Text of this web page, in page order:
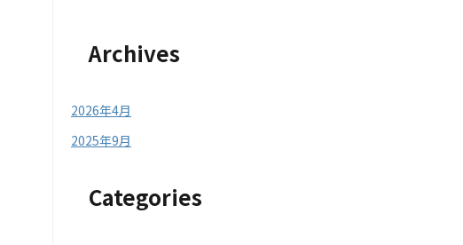
Archives
2026年4月
2025年9月
Categories